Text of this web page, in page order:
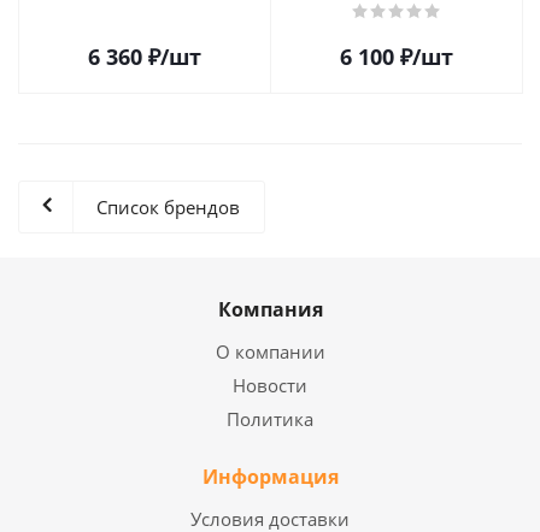
6 360 ₽/шт 6 100 ₽/шт
Список брендов
Компания
О компании
Новости
Политика
Информация
Условия доставки